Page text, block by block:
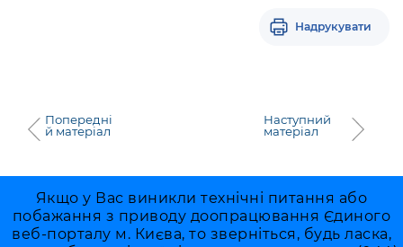
Надрукувати
Попередні
й матеріал
Наступний
матеріал
Якщо у Вас виникли технічні питання або
побажання з приводу доопрацювання Єдиного
веб-порталу м. Києва, то зверніться, будь ласка,